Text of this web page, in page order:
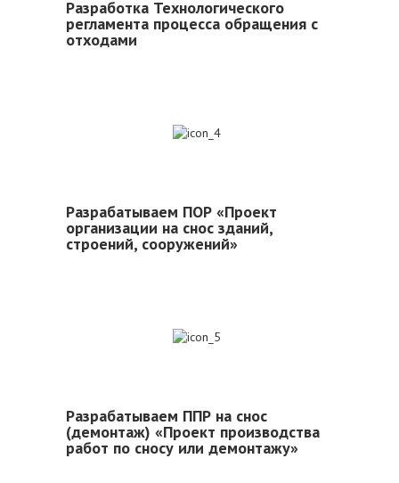
Разработка Технологического
регламента процесса обращения с
отходами
Разрабатываем ПОР «Проект
организации на снос зданий,
строений, сооружений»
Разрабатываем ППР на снос
(демонтаж) «Проект производства
работ по сносу или демонтажу»